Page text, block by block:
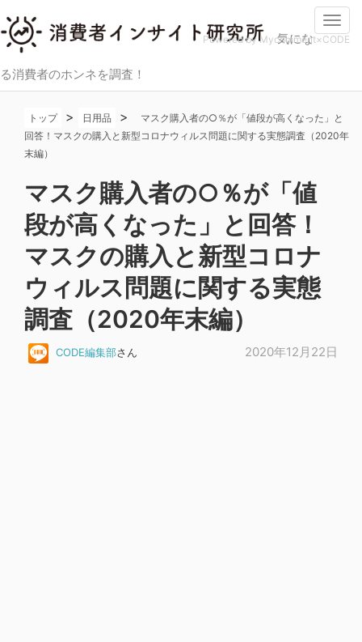
気にな
る消費者のホンネを調査！
Powered by Mycomment×CODE
トップ > 日用品 >
マスク購入者の○％が「値段が高くなった」と
回答！マスクの購入と新型コロナウィルス問題に関する実態調査（2020年
末編）
マスク購入者の○％が「値
段が高くなった」と回答！
マスクの購入と新型コロナ
ウィルス問題に関する実態
調査（2020年末編）
CODE編集部さん 2020年12月22日